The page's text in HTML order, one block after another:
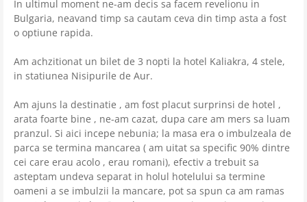
In ultimul moment ne-am decis sa facem revelionu in
Bulgaria, neavand timp sa cautam ceva din timp asta a fost
o optiune rapida.
Am achzitionat un bilet de 3 nopti la hotel Kaliakra, 4 stele,
in statiunea Nisipurile de Aur.
Am ajuns la destinatie , am fost placut surprinsi de hotel ,
arata foarte bine , ne-am cazat, dupa care am mers sa luam
pranzul. Si aici incepe nebunia; la masa era o imbulzeala de
parca se termina mancarea ( am uitat sa specific 90% dintre
cei care erau acolo , erau romani), efectiv a trebuit sa
asteptam undeva separat in holul hotelului sa termine
oameni a se imbulzii la mancare, pot sa spun ca am ramas